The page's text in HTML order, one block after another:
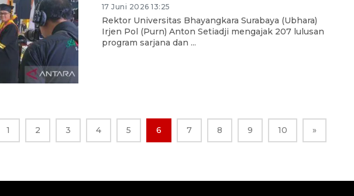
17 Juni 2026 13:25
Rektor Universitas Bhayangkara Surabaya (Ubhara)
Irjen Pol (Purn) Anton Setiadji mengajak 207 lulusan
program sarjana dan ...
1 2 3 4 5 6 7 8 9 10 »